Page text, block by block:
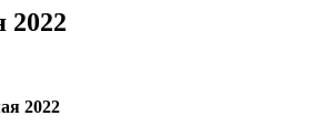
2022
2022